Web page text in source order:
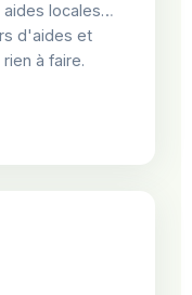
aides locales…
d'aides et
à faire.